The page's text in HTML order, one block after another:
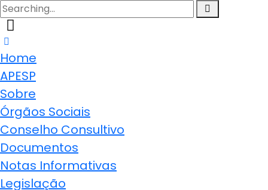
Search
for:
Home
APESP
Sobre
Órgãos Sociais
Conselho Consultivo
Documentos
Notas Informativas
Legislação